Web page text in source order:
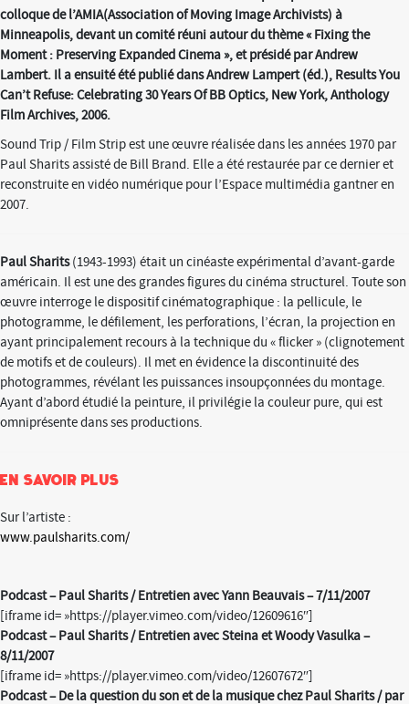
colloque de l’AMIA(Association of Moving Image Archivists) à
Minneapolis, devant un comité réuni autour du thème « Fixing the
Moment : Preserving Expanded Cinema », et présidé par Andrew
Lambert. Il a ensuité été publié dans Andrew Lampert (éd.), Results You
Can’t Refuse: Celebrating 30 Years Of BB Optics, New York, Anthology
Film Archives, 2006.
Sound Trip / Film Strip est une œuvre réalisée dans les années 1970 par
Paul Sharits assisté de Bill Brand. Elle a été restaurée par ce dernier et
reconstruite en vidéo numérique pour l’Espace multimédia gantner en
2007.
Paul Sharits(1943-1993) était un cinéaste expérimental d’avant-garde
américain. Il est une des grandes figures du cinéma structurel. Toute son
œuvre interroge le dispositif cinématographique : la pellicule, le
photogramme, le défilement, les perforations, l’écran, la projection en
ayant principalement recours à la technique du « flicker » (clignotement
de motifs et de couleurs). Il met en évidence la discontinuité des
photogrammes, révélant les puissances insoupçonnées du montage.
Ayant d’abord étudié la peinture, il privilégie la couleur pure, qui est
omniprésente dans ses productions.
En savoir plus
Sur l’artiste :
www.paulsharits.com/
Podcast – Paul Sharits / Entretien avec Yann Beauvais – 7/11/2007
[iframe id= »https://player.vimeo.com/video/12609616″]
Podcast – Paul Sharits / Entretien avec Steina et Woody Vasulka –
8/11/2007
[iframe id= »https://player.vimeo.com/video/12607672″]
Podcast – De la question du son et de la musique chez Paul Sharits / par